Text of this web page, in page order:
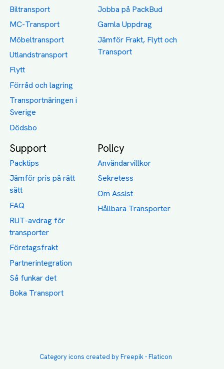
Biltransport
MC-Transport
Möbeltransport
Utlandstransport
Flytt
Förråd och lagring
Transportnäringen i
Sverige
Dödsbo
Jobba på PackBud
Gamla Uppdrag
Jämför Frakt, Flytt och
Transport
Support
Packtips
Jämför pris på rätt
sätt
FAQ
RUT-avdrag för
transporter
Företagsfrakt
Partnerintegration
Så funkar det
Boka Transport
Policy
Användarvillkor
Sekretess
Om Assist
Hållbara Transporter
Category icons created by Freepik - Flaticon